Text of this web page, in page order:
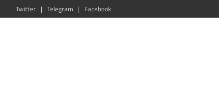
Facebook
Telegram
Twitter